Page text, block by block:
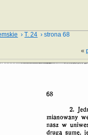
›T. 24 › strona 68
«